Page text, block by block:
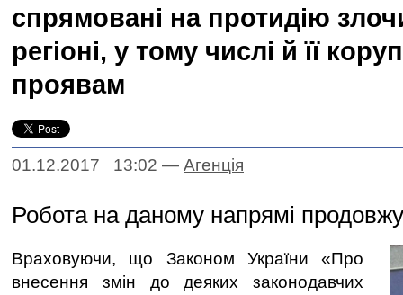
спрямовані на протидію
регіоні, у тому числі й її
проявам
01.12.2017 13:02 — Агенцiя
Робота на даному напрямі
Враховуючи, що Законом України «Про
внесення змін до деяких законодавчих